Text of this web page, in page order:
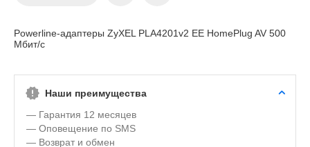
Powerline-адаптеры ZyXEL PLA4201v2 EE HomePlug AV 500
Мбит/с
Наши преимущества
— Гарантия 12 месяцев
— Оповещение по SMS
— Возврат и обмен